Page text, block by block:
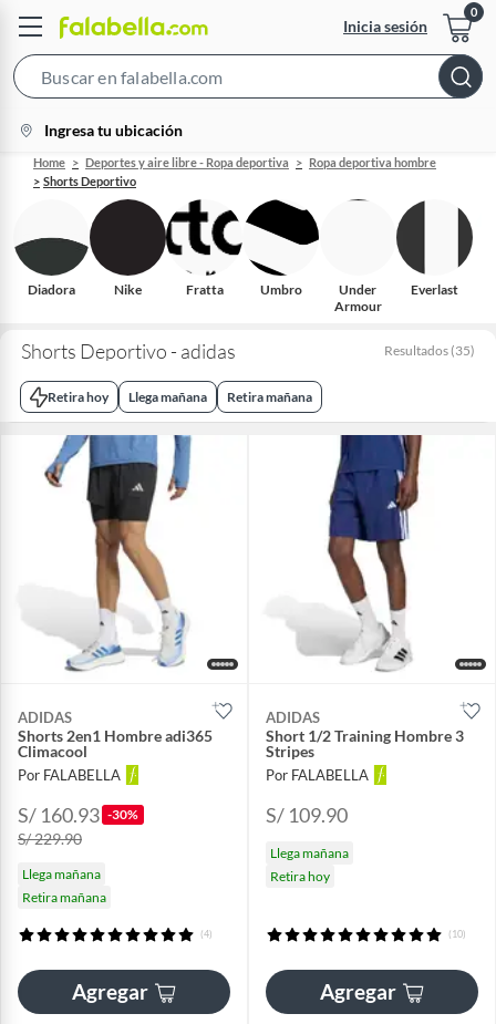
Inicia sesión
Bar
location-
icon
Ingresa tu ubicación
Home Deportes y aire libre - Ropa deportiva
Ropa deportiva hombre
Shorts Deportivo
Diadora Nike Fratta Umbro
Under
Armour
Everlast
Shorts Deportivo - adidas Resultados (35)
Retira hoy Llega mañana Retira mañana
ADIDAS
Shorts 2en1 Hombre adi365
Climacool
Por FALABELLA
S/ 160.93 -30%
S/ 229.90
Llega mañana
Retira mañana
(4)
Agregar
ADIDAS
Short 1/2 Training Hombre 3
Stripes
Por FALABELLA
S/ 109.90
Llega mañana
Retira hoy
(10)
Agregar